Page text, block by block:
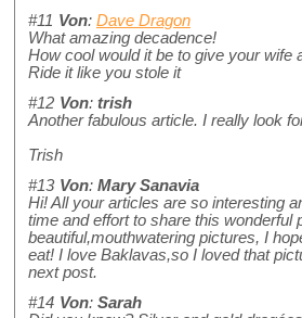
#11 Von: Dave Dragon
What amazing decadence!
How cool would it be to give your wife
Ride it like you stole it
#12 Von: trish
Another fabulous article. I really look
Trish
#13 Von: Mary Sanavia
Hi! All your articles are so interesting
time and effort to share this
beautiful,mouthwatering pictures, I
eat! I love Baklavas,so I loved that
next post.
#14 Von: Sarah